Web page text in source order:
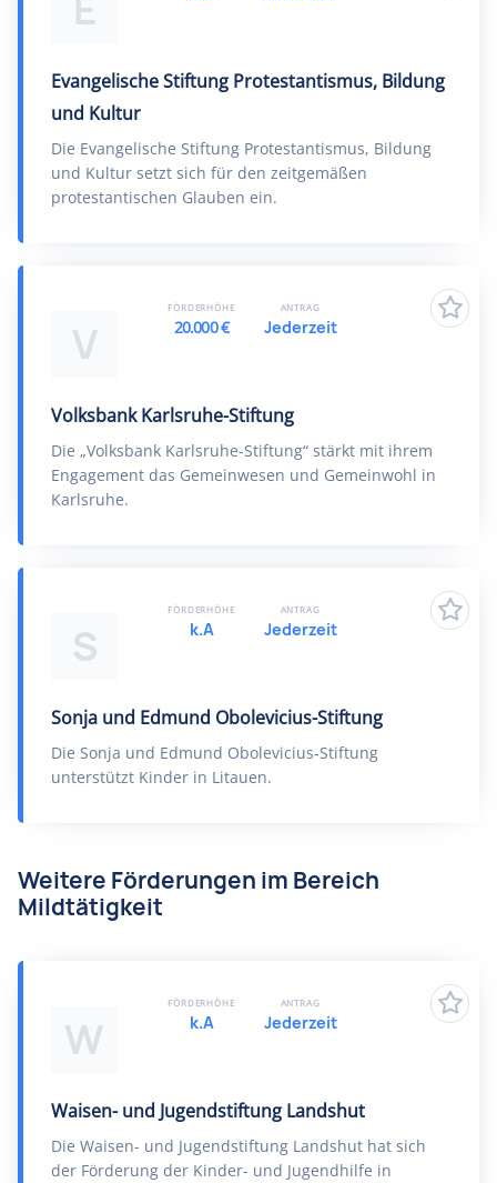
Evangelische Stiftung Protestantismus, Bildung
und Kultur
Die Evangelische Stiftung Protestantismus, Bildung
und Kultur setzt sich für den zeitgemäßen
protestantischen Glauben ein.
V
Volksbank Karlsruhe-Stiftung
Die „Volksbank Karlsruhe-Stiftung“ stärkt mit ihrem
Engagement das Gemeinwesen und Gemeinwohl in
Karlsruhe.
FÖRDERHÖHE
20.000 €
ANTRAG
Jederzeit
S
Sonja und Edmund Obolevicius-Stiftung
Die Sonja und Edmund Obolevicius-Stiftung
unterstützt Kinder in Litauen.
FÖRDERHÖHE
k.A
ANTRAG
Jederzeit
Weitere Förderungen im Bereich
Mildtätigkeit
W
Waisen- und Jugendstiftung Landshut
Die Waisen- und Jugendstiftung Landshut hat sich
der Förderung der Kinder- und Jugendhilfe in
FÖRDERHÖHE
k.A
ANTRAG
Jederzeit